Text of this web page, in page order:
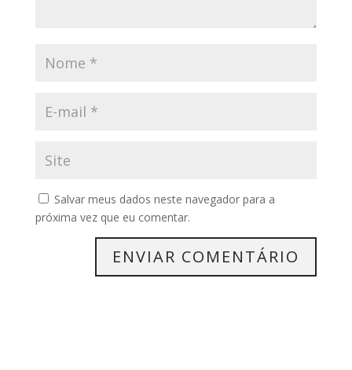
Salvar meus dados neste navegador para a
próxima vez que eu comentar.